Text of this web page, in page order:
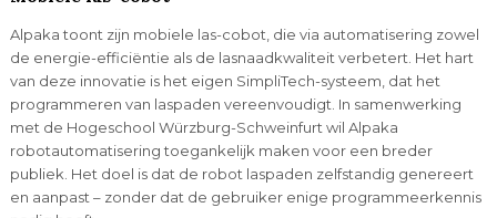
Alpaka toont zijn mobiele las-cobot, die via automatisering zowel
de energie-efficiëntie als de lasnaadkwaliteit verbetert. Het hart
van deze innovatie is het eigen SimpliTech-systeem, dat het
programmeren van laspaden vereenvoudigt. In samenwerking
met de Hogeschool Würzburg-Schweinfurt wil Alpaka
robotautomatisering toegankelijk maken voor een breder
publiek. Het doel is dat de robot laspaden zelfstandig genereert
en aanpast – zonder dat de gebruiker enige programmeerkennis